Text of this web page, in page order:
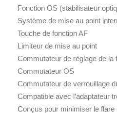
Fonction OS (stabilisateur
Système de mise au point
Touche de fonction AF
Limiteur de mise au point
Commutateur de réglage de la
Commutateur OS
Commutateur de verrouillage
Compatible avec l’adaptateur
Conçus pour minimiser le